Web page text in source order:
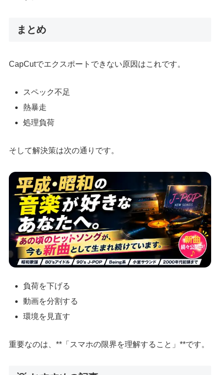
まとめ
CapCutでエクスポートできない原因はこれです。
スペック不足
熱暴走
処理負荷
そして解決策は次の通りです。
負荷を下げる
動画を分割する
環境を見直す
重要なのは、**「スマホの限界を理解すること」**です。